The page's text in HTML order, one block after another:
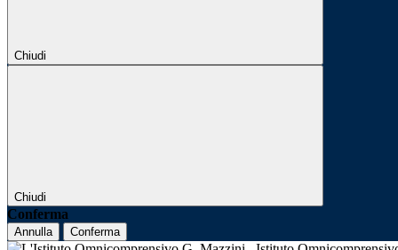
Chiudi
Chiudi
Conferma
Annulla Conferma